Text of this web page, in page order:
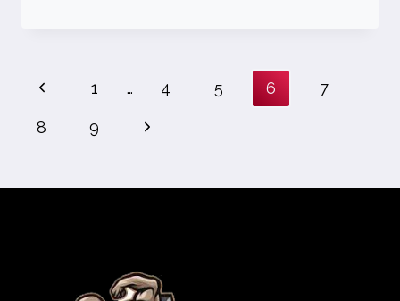
MUSCULAR
Navegação
da
Página
Página
Anterior
1 … 4 5 6 7
8 9
Página